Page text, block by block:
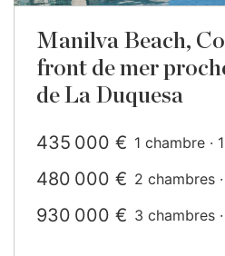
Manilva Beach,
front de mer
de La Duquesa
435 000 € 1 chambre ·
480 000 € 2 chambres
930 000 € 3 chambres